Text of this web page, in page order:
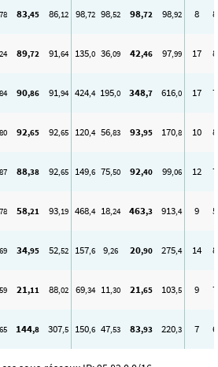
83,45 86,12 98,72 98,52 98,72 98,92 8 8
89,72 91,64 135,0 36,09 42,46 97,99 17 8
90,86 91,94 424,4 195,0 348,7 616,0 17 7
92,65 92,65 120,4 56,83 93,95 170,8 10 8
88,38 92,65 149,6 75,50 92,40 99,06 12 7
58,21 93,19 468,4 18,24 463,3 913,4 9 5
34,95 52,52 157,6 9,26 20,90 275,4 14 8
21,11 88,02 69,34 11,30 21,65 103,5 9 7
144,8 307,5 150,6 47,53 83,93 220,3 7 6